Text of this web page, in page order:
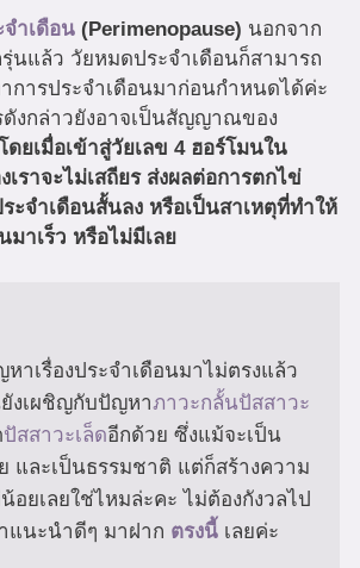
ำเดือน (Perimenopause) นอกจาก
นแล้ว วัยหมดประจำเดือนก็สามารถ
การประจำเดือนมาก่อนกำหนดได้ค่ะ
ดังกล่าวยังอาจเป็นสัญญาณของ
ดยเมื่อเข้าสู่วัยเลข 4 ฮอร์โมนใน
เราจะไม่เสถียร ส่งผลต่อการตกไข่
ะจำเดือนสั้นลง หรือเป็นสาเหตุที่ทำให้
มาเร็ว หรือไม่มีเลย
งเผชิญกับปัญหาภาวะกลั้นปัสสาวะ
ปัสสาวะเล็ดอีกด้วย ซึ่งแม้จะเป็น
และเป็นธรรมชาติ แต่ก็สร้างความ
อยเลยใช่ไหมล่ะคะ ไม่ต้องกังวลไป
แนะนำดีๆ มาฝาก ตรงนี้ เลยค่ะ